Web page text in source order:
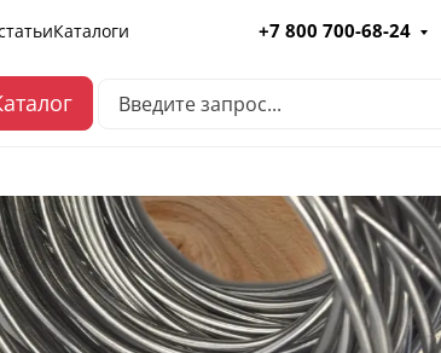
Каталоги +7 800 700-68-24